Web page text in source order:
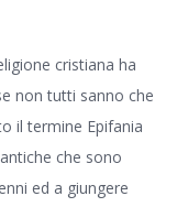
cristiana ha
non tutti sanno che
il termine Epifania
che sono
ed a giungere